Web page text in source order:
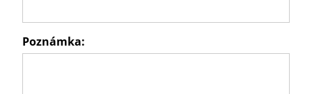
Poznámka: